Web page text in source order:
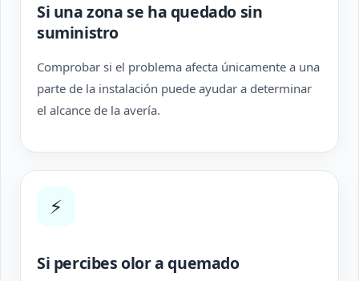
Si una zona se ha quedado sin
suministro
Comprobar si el problema afecta únicamente a una
parte de la instalación puede ayudar a determinar
el alcance de la avería.
⚡
Si percibes olor a quemado